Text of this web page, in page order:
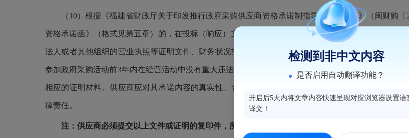
（10）根据《福建省财政厅关于印发推行政府采购供应商资格承诺制指导意见的通知》（闽财购〔
资格承诺函》（格式见第五章）的，在投标（响应）文件中可不提供《中华人民共和国政府采购法实
法人或者其他组织的营业执照等证明文件、财务状况报告证明文件、依法缴纳税收和社会保障资金的
参加政府采购活动前3年内在经营活动中没有重大违法记录的书面声明），供应商可自行选择是否提
相应的证明材料。供应商应对其承诺内容的真实性、合法性、有效性负责，不得作出虚假承诺，承诺
律责任。
注：供应商必须提交以上文件或证明的复印件，所有文件应是最新（有效）、清晰并加盖供应商
检测到非中文内容
是否启用自动翻译功能？
开启后5天内将文章内容快速呈现对应浏览器设置语
译文！